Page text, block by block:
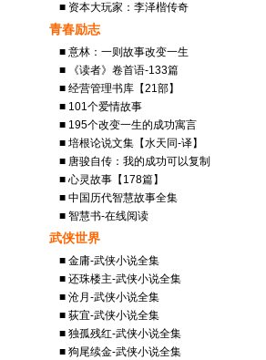
■ 资本大玩家：李泽楷传奇
青春励志
■ 意林：一则故事改变一生
■ 《读者》卷首语-133篇
■ 经营管理书库【21部】
■ 101个爱情故事
■ 195个改变一生的成功寓言
■ 培根论说文集【水天同-译】
■ 唐骏自传：我的成功可以复制
■ 心灵故事【178篇】
■ 中国历代智慧故事全集
■ 智慧书-在线阅读
武侠世界
■ 金庸-武侠小说全集
■ 还珠楼主-武侠小说全集
■ 沧月-武侠小说全集
■ 荻宜-武侠小说全集
■ 独孤残红-武侠小说全集
■ 狗尾续金-武侠小说全集